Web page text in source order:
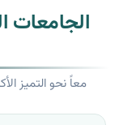
الجامعات
معاً نحو التميز